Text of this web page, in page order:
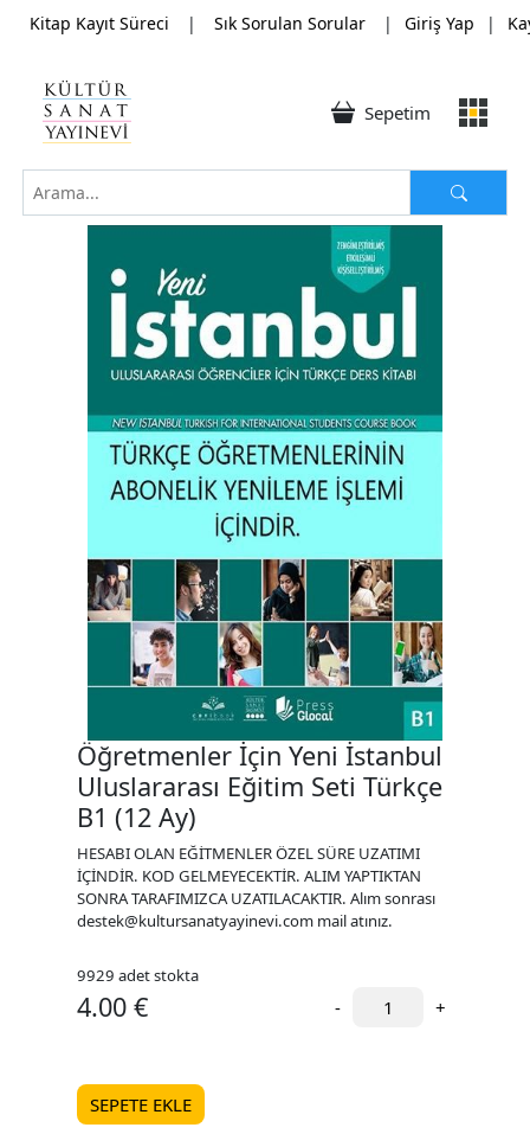
Kitap Kayıt Süreci | Sık Sorulan Sorular | Giriş Yap |
Sepetim
Öğretmenler İçin Yeni İstanbul
Uluslararası Eğitim Seti Türkçe
B1 (12 Ay)
HESABI OLAN EĞİTMENLER ÖZEL SÜRE UZATIMI
İÇİNDİR. KOD GELMEYECEKTİR. ALIM YAPTIKTAN
SONRA TARAFIMIZCA UZATILACAKTIR. Alım sonrası
destek@kultursanatyayinevi.com mail atınız.
9929 adet stokta
4.00 € - +
SEPETE EKLE